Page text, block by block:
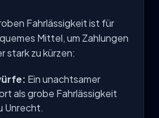
Fahrlässigkeit ist für
Mittel, um Zahlungen
stark zu kürzen:
Ein unachtsamer
als grobe Fahrlässigkeit
Unrecht.